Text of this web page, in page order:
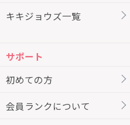
キキジョウズ一覧
サポート
初めての方
会員ランクについて